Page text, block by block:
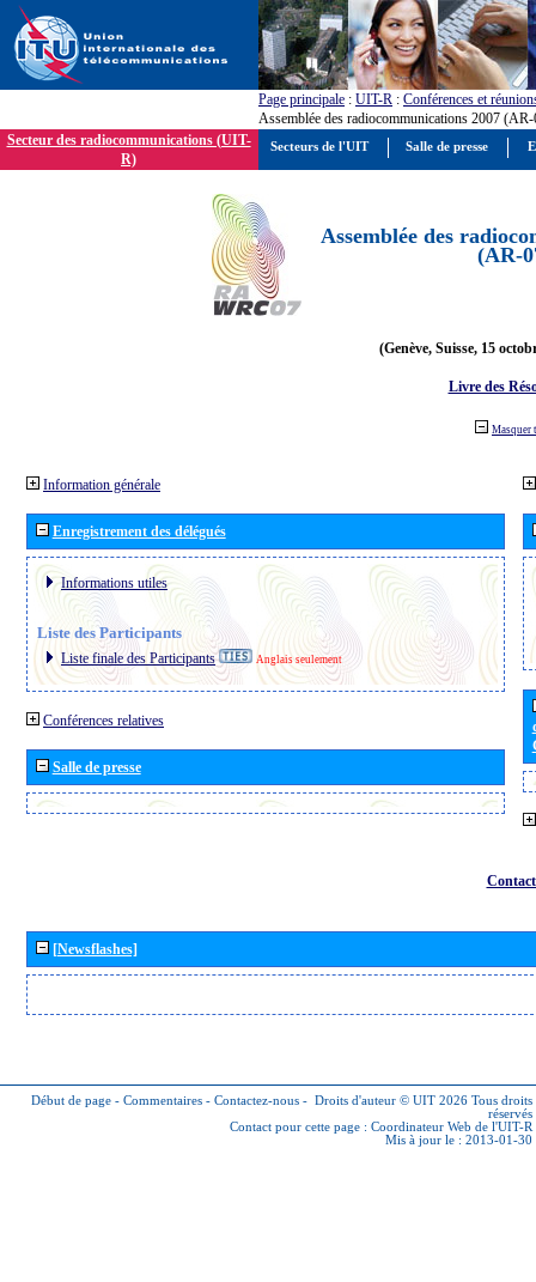
Page principale : UIT-R : Conférences et
Assemblée des radiocommunications 2007
Secteur des radiocommunications (UIT-
R)
Assemblée des
(AR-
(Genève, Suisse, 15
Livre des
Masquer
Information générale
Enregistrement des délégués
Informations utiles
Liste des Participants
Liste finale des Participants Anglais seulement
Conférences relatives
Salle de presse
[Newsflashes]
Début de page - Commentaires - Contactez-nous - Droits d'auteur © UIT 2026 Tous droits
réservés
Contact pour cette page : Coordinateur Web de l'UIT-R
Mis à jour le : 2013-01-30
Secteurs de l'UIT Salle de presse